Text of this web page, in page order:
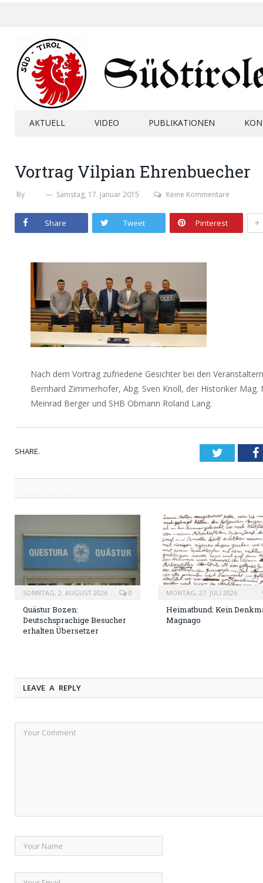
AKTUELL VIDEO PUBLIKATIONEN
Vortrag Vilpian Ehrenbuecher
By Samstag, 17. Januar 2015 Keine Kommentare
Share Tweet Pinterest +
Nach dem Vortrag zufriedene Gesichter bei den
Bernhard Zimmerhofer, Abg. Sven Knoll, der Historiker
Meinrad Berger und SHB Obmann Roland Lang.
SHARE. Twitter
SONNTAG, 2. AUGUST 2026 0
Quästur Bozen:
Deutschsprachige Besucher
erhalten Übersetzer
MONTAG, 27. JULI 2026
Heimatbund: Kein
Magnago
LEAVE A REPLY